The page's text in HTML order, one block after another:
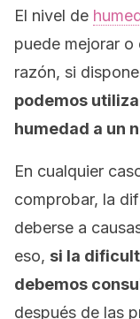
El nivel de
puede mejorar o
razón, si
podemos
humedad a un
En cualquier
comprobar, la
deberse a
eso, si la
debemos
después de las